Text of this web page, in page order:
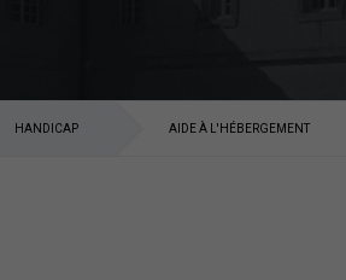
HANDICAP AIDE À L'HÉBERGEMENT